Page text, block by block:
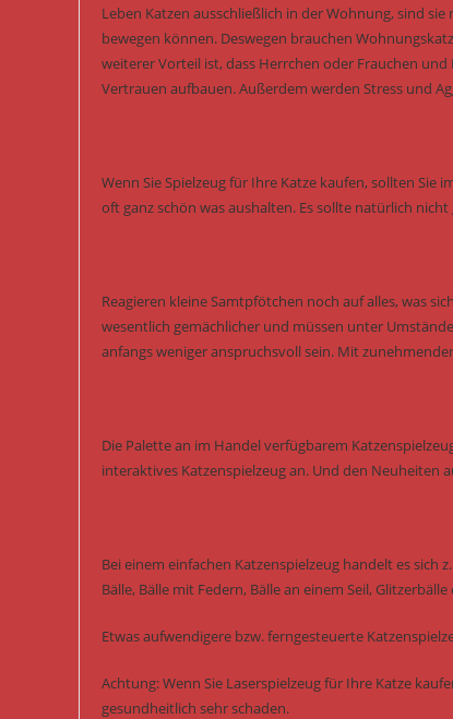
Leben Katzen ausschließlich in der Wohnung, sind
bewegen können. Deswegen brauchen
weiterer Vorteil ist, dass Herrchen oder Frauchen
Vertrauen aufbauen. Außerdem werden Stress und
Wenn Sie Spielzeug für Ihre Katze kaufen, sollten
oft ganz schön was aushalten. Es sollte natürlich
Reagieren kleine Samtpfötchen noch auf alles, was
wesentlich gemächlicher und müssen unter
anfangs weniger anspruchsvoll sein. Mit
Die Palette an im Handel verfügbarem
interaktives Katzenspielzeug an. Und den Neuheiten
Bei einem einfachen Katzenspielzeug handelt es sich
Bälle, Bälle mit Federn, Bälle an einem Seil,
Etwas aufwendigere bzw. ferngesteuerte
Achtung: Wenn Sie Laserspielzeug für Ihre Katze
gesundheitlich sehr schaden.